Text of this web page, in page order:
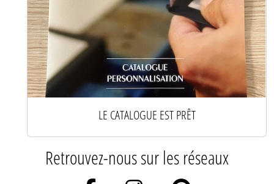
LE CATALOGUE EST PRÊT
Retrouvez-nous sur les réseaux